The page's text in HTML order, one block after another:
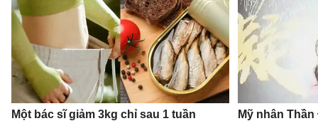
Một bác sĩ giảm 3kg chỉ sau 1 tuần
Mỹ nhân